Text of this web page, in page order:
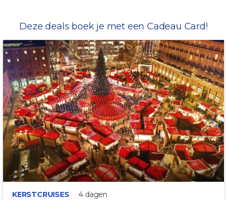
Deze deals boek je met een Cadeau Card!
KERSTCRUISE!
KERSTCRUISES 4 dagen